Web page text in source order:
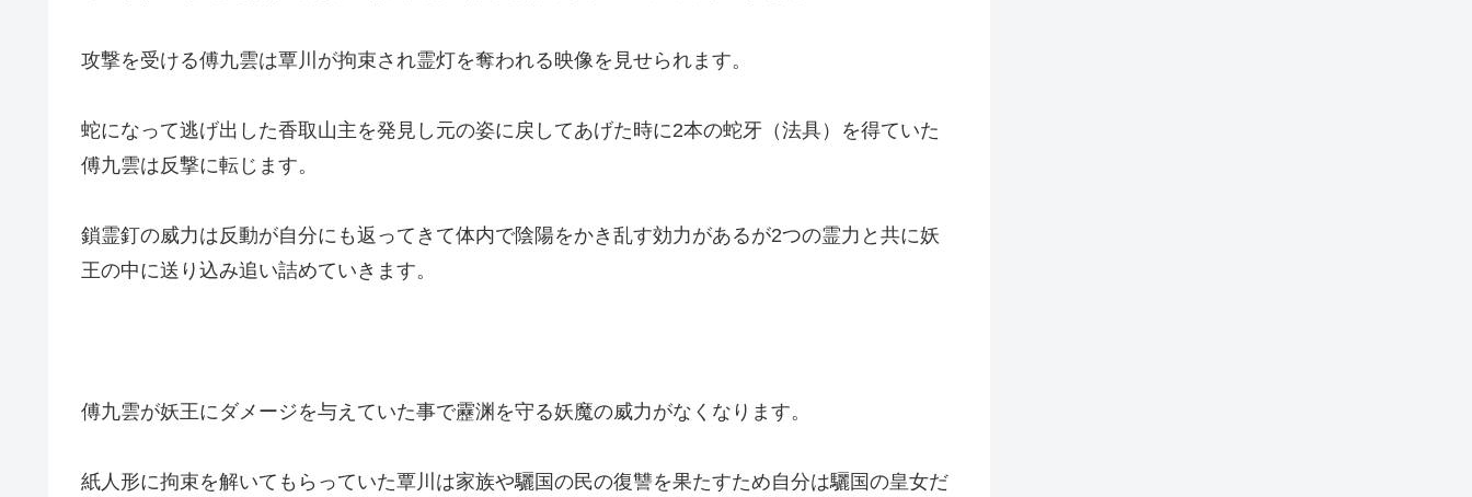
攻撃を受ける傅九雲は覃川が拘束され霊灯を奪われる映像を見せられます。
蛇になって逃げ出した香取山主を発見し元の姿に戻してあげた時に2本の蛇牙（法具）を得ていた
傅九雲は反撃に転じます。
鎖霊釘の威力は反動が自分にも返ってきて体内で陰陽をかき乱す効力があるが2つの霊力と共に妖
王の中に送り込み追い詰めていきます。
傅九雲が妖王にダメージを与えていた事で靂渊を守る妖魔の威力がなくなります。
紙人形に拘束を解いてもらっていた覃川は家族や驪国の民の復讐を果たすため自分は驪国の皇女だ